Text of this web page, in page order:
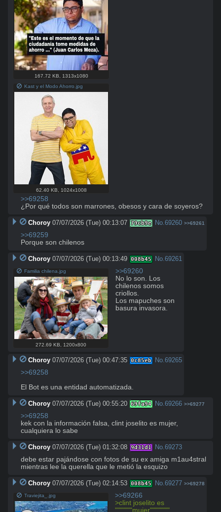
167.72 KB, 1313x1080
Kast y el Modo Ahorro.jpg
62.40 KB 1024x1008
>>69258
¿Por qué todos son marrones, obesos y cara de soyeros?
Choroy 07/07/2026 (Tue) 00:13:07 79cb9e No. 69260 >>69261
>>69259
Porque son chilenos
Choroy 07/07/2026 (Tue) 00:13:49 008b45 No. 69261
Familia chilena.jpg
272.69 KB 1200x800
>>69260
No lo son. Los
chilenos somos
criollos.
Los mapuches son
basura invasora.
Choroy 07/07/2026 (Tue) 00:47:35 0c85eb No.69265
>>69258
El Bot es una entidad automatizada.
Choroy 07/07/2026 (Tue) 00:55:20 69fa94 No.69266 >>69277
>>69258
kek con la información falsa, clint joselito es mujer,
cualquiera lo sabe
Choroy 07/07/2026 (Tue) 01:32:08 9d31d1 No.69273
debe estar pajándose con fotos de su ex amiga m1au4stral
mientras lee la querella que le metió la esquizo
Choroy 07/07/2026 (Tue) 02:14:53 008b45 No.69277 >>69278
Traviejita_.jpg
>>69266
>clint joselito es
"""""""mujer""""""""